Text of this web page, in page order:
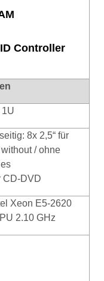
Controller
1U
8x 2,5“ für
/ ohne
CD-DVD
Xeon E5-2620
2.10 GHz